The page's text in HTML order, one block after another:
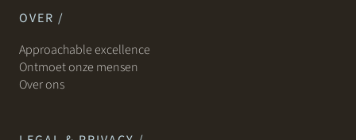
OVER /
Approachable excellence
Ontmoet onze mensen
Over ons